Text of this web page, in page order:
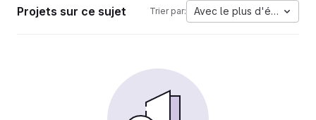
Projets sur ce sujet Trier par: Avec le plus d'étoiles